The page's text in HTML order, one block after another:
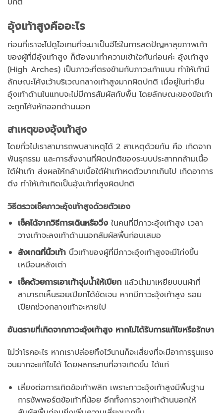
อุ้งเท้าสูงคืออะไร
ก่อนที่เราจะไปดูไอเทมที่จะมาเป็นฮีโร่ในการลดปัญหาสุขภาพเท้า
ของผู้ที่มีอุ้งเท้าสูง ก็ต้องมาทำความเข้าใจกันก่อนค่ะ อุ้งเท้าสูง
(High Arches) เป็นภาวะที่ตรงข้ามกับภาวะเท้าแบน ทำให้เท้ามี
ลักษณะโค้งเว้าบริเวณกลางเท้าสูงมากผิดปกติ เมื่อยู่ในท่ายืน
อุ้งเท้าด้านในแทบจะไม่มีการสัมผัสกับพื้น โดยลักษณะของข้อเท้า
จะถูกโค้งหักออกด้านนอก
สาเหตุของอุ้งเท้าสูง
โดยทั่วไปเราสามารถพบสาเหตุได้ 2 สาเหตุด้วยกัน คือ เกิดจาก
พันธุกรรม และการสั่งงานที่ผิดปกติของระบบประสาทกล้ามเนื้อ
ใต้ฝ่าเท้า ส่งผลให้กล้ามเนื้อใต้ฝ่าเท้าหดตัวมากเกินไป เกิดอาการ
ตึง ทำให้เท้าเกิดเป็นอุ้งเท้าที่สูงผิดปกติ
วิธีตรวจเช็คภาวะอุ้งเท้าสูงด้วยตัวเอง
เช็คได้จากวิธีการเดินหรือวิ่ง ในคนที่มีภาวะอุ้งเท้าสูง เวลา
วางเท้าจะลงเท้าด้านนอกสัมผัสพื้นก่อนเสมอ
สังเกตที่นิ้วเท้า นิ้วเท้าของผู้ที่มีภาวะอุ้งเท้าสูงจะมีโก่งขึ้น
เหมือนหลังเต่า
เช็คด้วยการเอาเท้าจุ่มน้ำให้เปียก แล้วนำมาเหยียบบนผ้าที่
สามารถเห็นรอยเปียกได้ชัดเจน หากมีภาวะอุ้งเท้าสูง รอย
เปียกช่วงกลางเท้าจะหายไป
อันตรายที่เกิดจากภาวะอุ้งเท้าสูง หากไม่ได้รับการแก้ไขหรือรักษา
ไม่ว่าโรคอะไร หากเราปล่อยทิ้งไว้นานก็จะเสี่ยงที่จะมีอาการรุนแรง
จนยากจะแก้ไขได้ โดยผลกระทบที่อาจเกิดขึ้น ได้แก่
เสี่ยงต่อการเกิดข้อเท้าพลิก เพราะภาวะอุ้งเท้าสูงมีพื้นฐาน
การซัพพอร์ตข้อเท้าที่น้อย อีกทั้งการวางเท้าด้านนอกให้